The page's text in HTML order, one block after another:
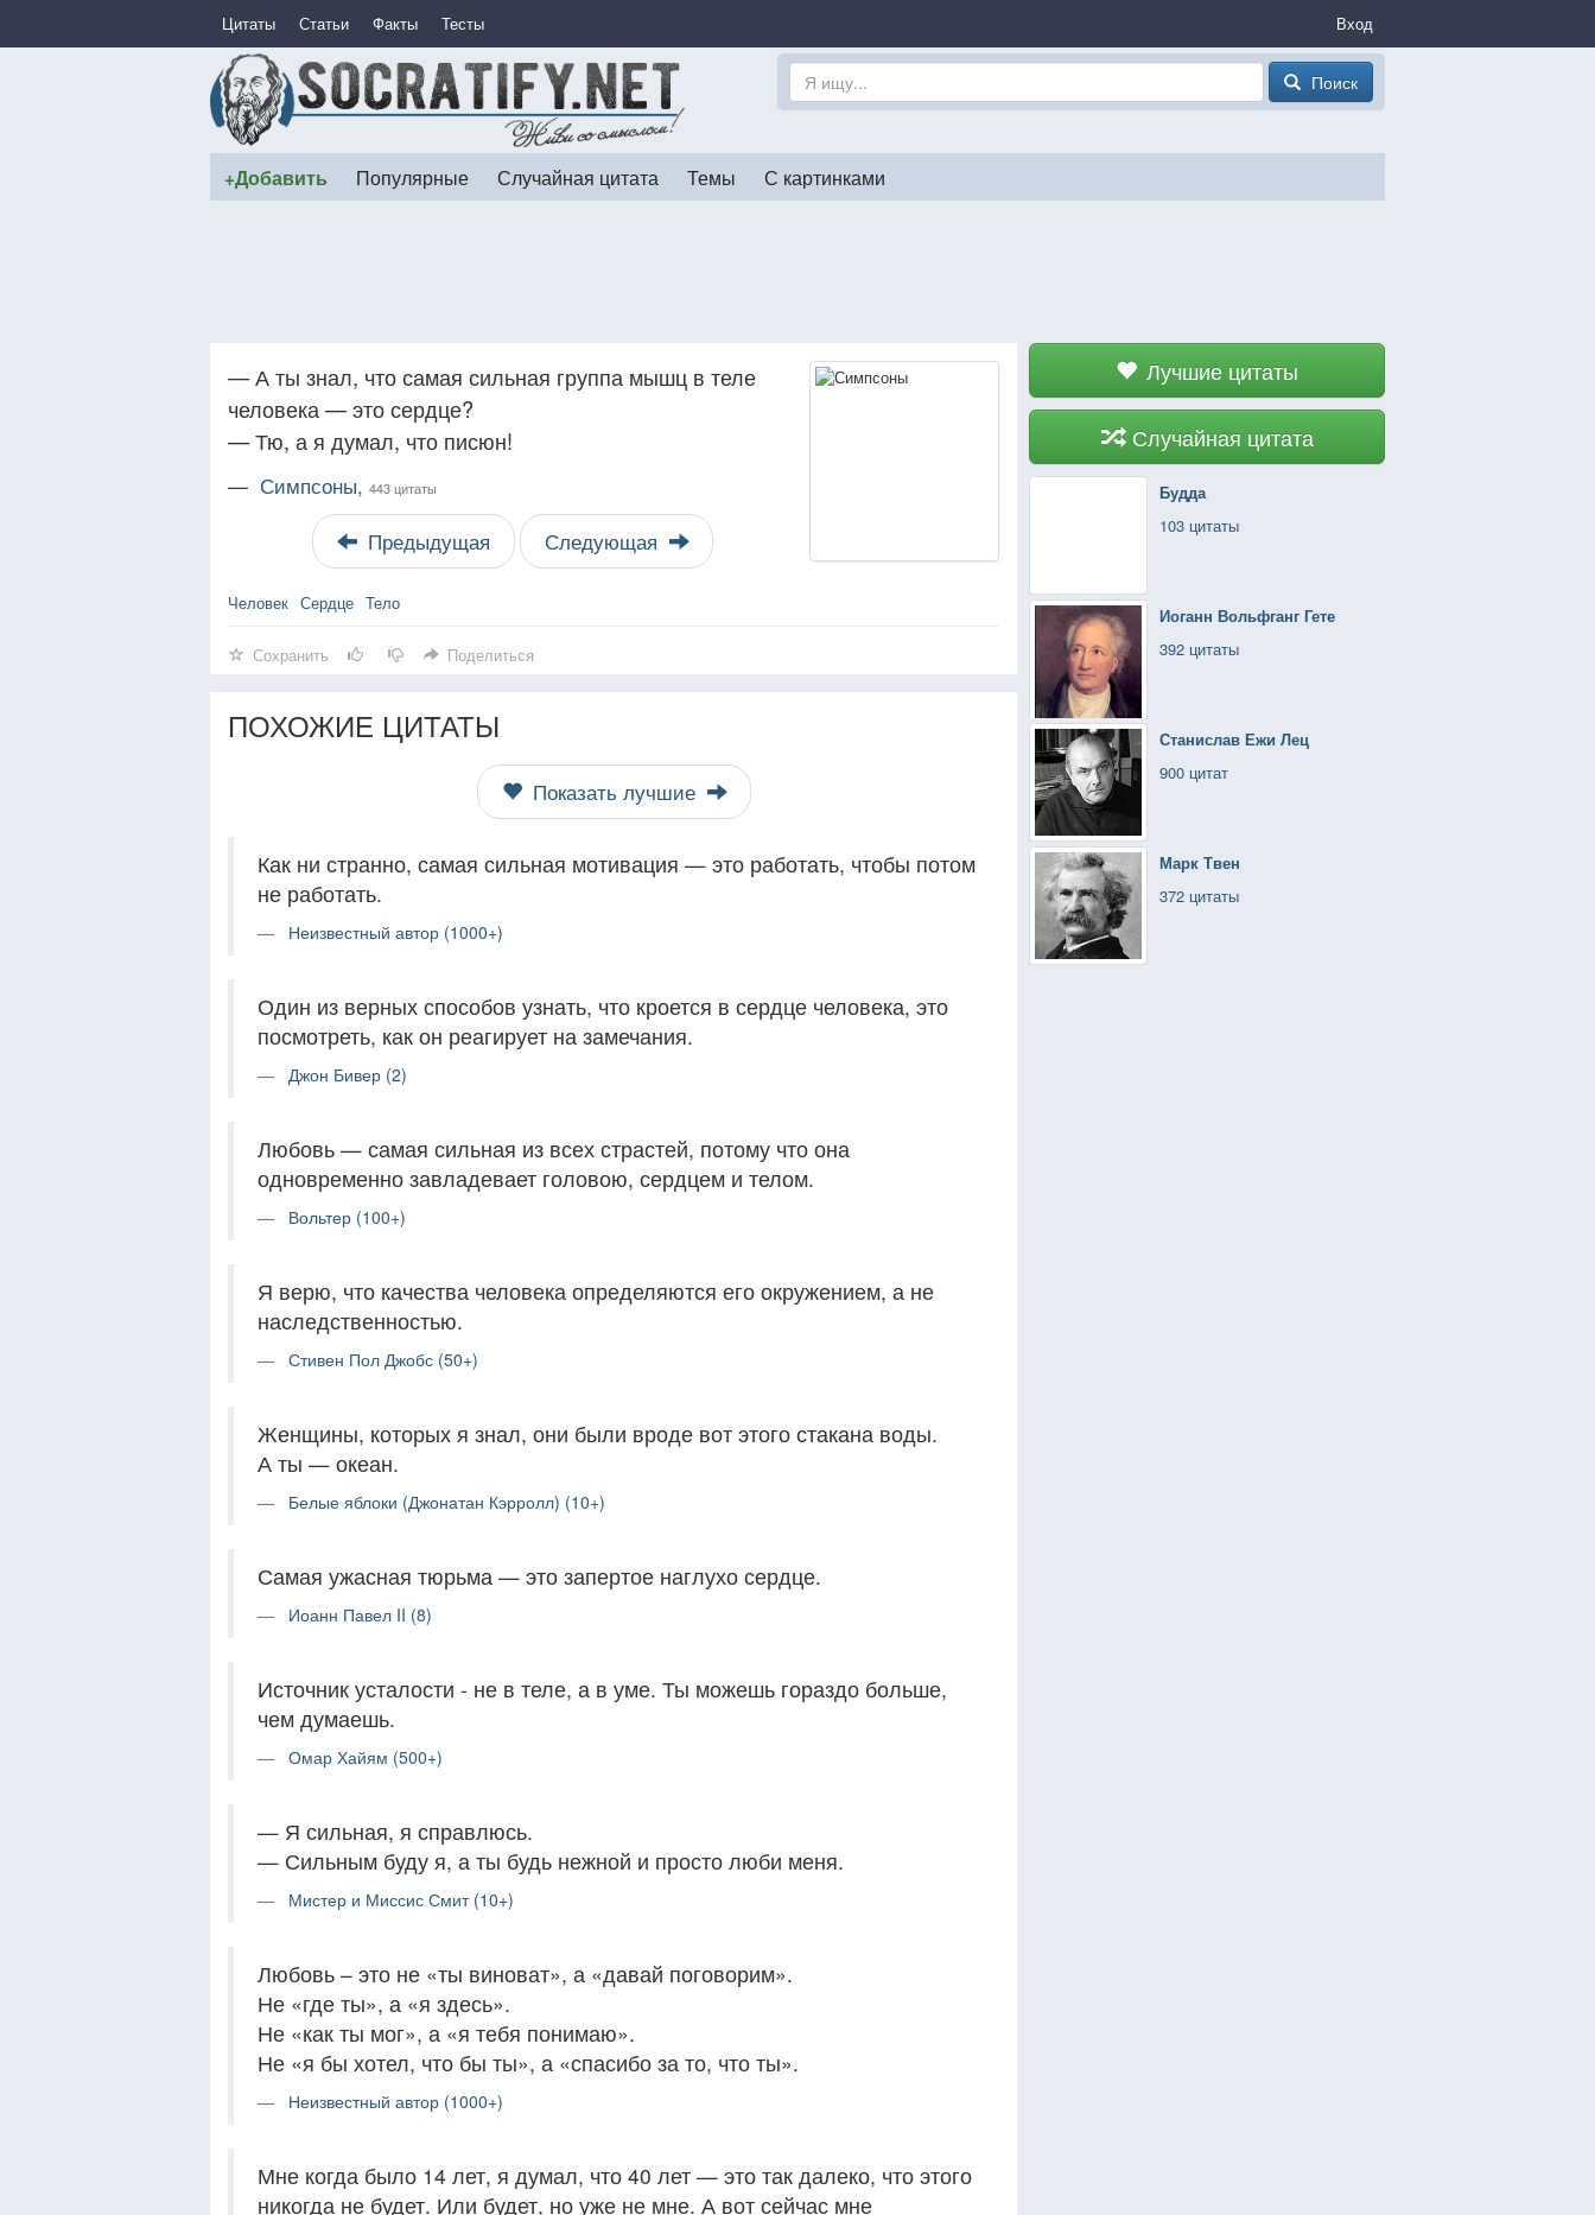
Цитаты Статьи Факты Тесты Вход
Поиск
+Добавить Популярные Случайная цитата Темы С картинками
Лучшие цитаты
Случайная цитата
Будда
103 цитаты
Иоганн Вольфганг Гете
392 цитаты
Станислав Ежи Лец
900 цитат
Марк Твен
372 цитаты
— А ты знал, что самая сильная группа мышц в теле
человека — это сердце?
— Тю, а я думал, что писюн!
— Симпсоны, 443 цитаты
Предыдущая Следующая
Человек Сердце Тело
Сохранить Поделиться
ПОХОЖИЕ ЦИТАТЫ
Показать лучшие
Как ни странно, самая сильная мотивация — это работать, чтобы потом
не работать.
Неизвестный автор (1000+)
Один из верных способов узнать, что кроется в сердце человека, это
посмотреть, как он реагирует на замечания.
Джон Бивер (2)
Любовь — самая сильная из всех страстей, потому что она
одновременно завладевает головою, сердцем и телом.
Вольтер (100+)
Я верю, что качества человека определяются его окружением, а не
наследственностью.
Стивен Пол Джобс (50+)
Женщины, которых я знал, они были вроде вот этого стакана воды.
А ты — океан.
Белые яблоки (Джонатан Кэрролл) (10+)
Самая ужасная тюрьма — это запертое наглухо сердце.
Иоанн Павел II (8)
Источник усталости - не в теле, а в уме. Ты можешь гораздо больше,
чем думаешь.
Омар Хайям (500+)
— Я сильная, я справлюсь.
— Сильным буду я, а ты будь нежной и просто люби меня.
Мистер и Миссис Смит (10+)
Любовь – это не «ты виноват», а «давай поговорим».
Не «где ты», а «я здесь».
Не «как ты мог», а «я тебя понимаю».
Не «я бы хотел, что бы ты», а «спасибо за то, что ты».
Неизвестный автор (1000+)
Мне когда было 14 лет, я думал, что 40 лет — это так далеко, что этого
никогда не будет. Или будет, но уже не мне. А вот сейчас мне